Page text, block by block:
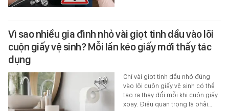
Vì sao nhiều gia đình nhỏ vài giọt tinh dầu vào lõi
cuộn giấy vệ sinh? Mỗi lần kéo giấy mới thấy tác
dụng
Chỉ vài giọt tinh dầu nhỏ đúng
vào lõi cuộn giấy vệ sinh có thể
tạo ra thay đổi mỗi khi cuộn giấy
xoay. Điều quan trọng là phải…